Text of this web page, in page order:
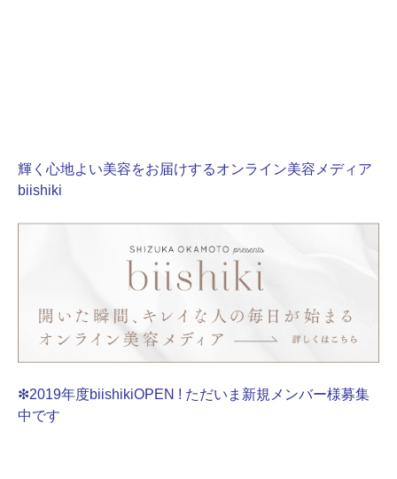
輝く心地よい美容をお届けするオンライン美容メディア
biishiki
❇2019年度biishikiOPEN ! ただいま新規メンバー様募集
中です